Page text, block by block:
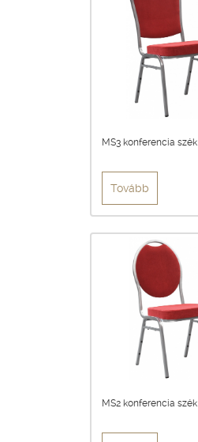
MS3 konferencia szék
Tovább
MS2 konferencia szék